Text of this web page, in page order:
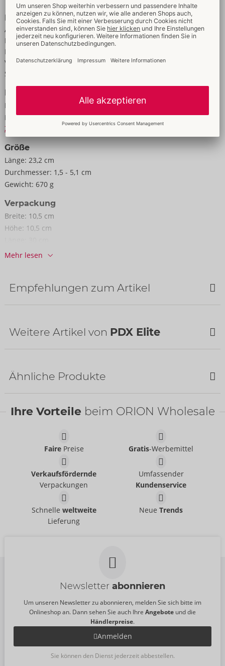
Gesamtlänge 23,2 cm, Einführtiefe 12,7 cm, Außen-Ø 8,5 cm,
Innen-Ø 1,5 cm - 5,1 cm.
ABS, TPE.
Eigenschaften
Aufladbar
Für Männer
Mehrere Vibrationsmodi
Vibration
Saugen / Vakuum
Daten
Farbe:
Material: ABS, TPE
Zur Materialkunde
Größe
Länge: 23,2 cm
Durchmesser: 1,5 - 5,1 cm
Gewicht: 670 g
Verpackung
Breite: 10,5 cm
Höhe: 10,5 cm
Informationen
Art.-Nr.: 05465930000
Barcode:
603912770315 (UPC-A)
Zolltarifnummer: 90191010
Mehr lesen
Empfehlungen zum Artikel
Wasserbasierend
5,95 €
PDX Elite Cock
05913270000
140,00 €
Weitere Artikel von PDX Elite
Go-Go Booty LED
PDX Elite
05483590000
ViewTube XXL
PDX Elite
05482350000
80,00 €
Ähnliche Produkte
Moto Bator 2
05965740000
Ultimate Milker
Ihre Vorteile beim ORION Wholesale
FairePreise Gratis-Werbemittel
Verkaufsfördernde
Verpackungen
Umfassender
Kundenservice
Schnelle weltweite
Lieferung
NeueTrends
Newsletter abonnieren
Um unseren Newsletter zu abonnieren, melden Sie sich bitte im
Onlineshop an. Dann sehen Sie auch Ihre Angebote und die
Händlerpreise.
Anmelden
Sie können den Dienst jederzeit abbestellen.